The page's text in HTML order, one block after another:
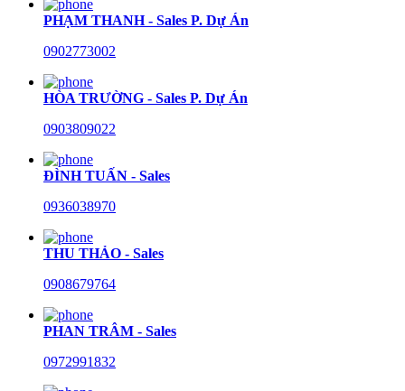
PHẠM THANH - Sales P. Dự Án
0902773002
HÒA TRƯỜNG - Sales P. Dự Án
0903809022
ĐÌNH TUẤN - Sales
0936038970
THU THẢO - Sales
0908679764
PHAN TRÂM - Sales
0972991832